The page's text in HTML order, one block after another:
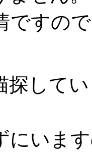
ですの
探して
にいま